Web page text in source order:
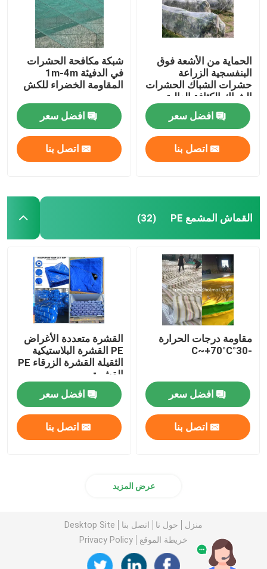
الحماية من الأشعة فوق
البنفسجية الزراعة
حشرات الشباك الحشرات
الشباك الكثافة العالية
الدفيئة حشرات الشباك
افضل سعر
اتصل بنا
شبكة مكافحة الحشرات
في الدفيئة 1m-4m
المقاومة الخضراء للكش
افضل سعر
اتصل بنا
القماش المشمع PE (32)
مقاومة درجات الحرارة
-30°C~+70°C
افضل سعر
اتصل بنا
القشرة متعددة الأغراض
PE القشرة البلاستيكية
الثقيلة القشرة الزرقاء PE
القشرة
افضل سعر
اتصل بنا
عرض المزيد
منزل حول نا اتصل بنا
Desktop Site
خريطة الموقع
Privacy Policy